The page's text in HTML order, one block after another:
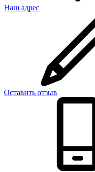
Наш адрес
Оставить отзыв